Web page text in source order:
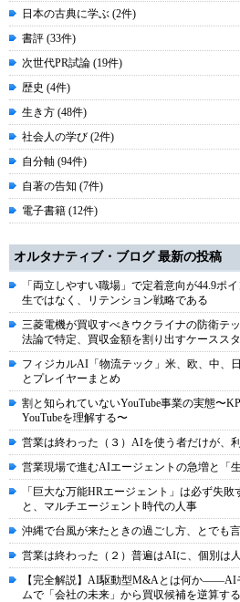
日本の古典に学ぶ (2件)
書評 (33件)
次世代PR試論 (19件)
歴史 (4件)
生き方 (48件)
社会人の学び (2件)
自分軸 (94件)
自著の告知 (7件)
電子書籍 (12件)
オルタナティブ・ブログ 最新の投稿
「両立しやすい職場」で定着意向が44.9ポ
生ではなく、リテンション戦略である
三菱電機が買収すべきウクライナの防衛テ
法論で特定、買収金額を割り出すケースス
フィジカルAI「物流テック」米、欧、中、
とプレイヤーまとめ
割と知られていないYouTube事業の実態〜
YouTubeを理解する〜
営業は終わった（３）AIを使う者だけが、
営業現場で進むAIエージェントの急増と「
「巨大な万能HRエージェント」は必ず失敗
と、マルチエージェント時代の人事
沖縄で台風が来たときの過ごし方、とでも
営業は終わった（２）普遍はAIに、個別は
【完全解説】AI駆動型M&Aとは何か――AI
ムで「会社の未来」から買収候補を逆算する